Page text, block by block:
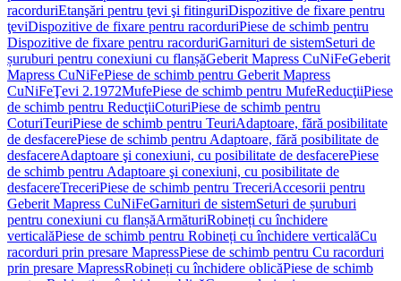
racorduriEtanşări pentru ţevi şi fitinguriDispozitive de fixare pentru
ţeviDispozitive de fixare pentru racorduriPiese de schimb pentru
Dispozitive de fixare pentru racorduriGarnituri de sistemSeturi de
șuruburi pentru conexiuni cu flanșăGeberit Mapress CuNiFeGeberit
Mapress CuNiFePiese de schimb pentru Geberit Mapress
CuNiFeŢevi 2.1972MufePiese de schimb pentru MufeReducţiiPiese
de schimb pentru ReducţiiCoturiPiese de schimb pentru
CoturiTeuriPiese de schimb pentru TeuriAdaptoare, fără posibilitate
de desfacerePiese de schimb pentru Adaptoare, fără posibilitate de
desfacereAdaptoare şi conexiuni, cu posibilitate de desfacerePiese
de schimb pentru Adaptoare şi conexiuni, cu posibilitate de
desfacereTreceriPiese de schimb pentru TreceriAccesorii pentru
Geberit Mapress CuNiFeGarnituri de sistemSeturi de șuruburi
pentru conexiuni cu flanșăArmăturiRobineți cu închidere
verticalăPiese de schimb pentru Robineți cu închidere verticalăCu
racorduri prin presare MapressPiese de schimb pentru Cu racorduri
prin presare MapressRobineți cu închidere oblicăPiese de schimb